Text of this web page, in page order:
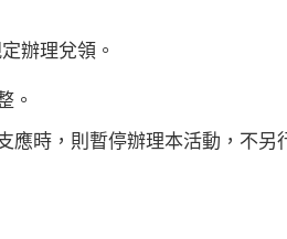
辦理兌領。
。
時，則暫停辦理本活動，不另